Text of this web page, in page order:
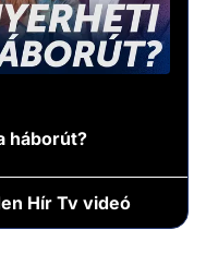
háborút?
Hír Tv videó